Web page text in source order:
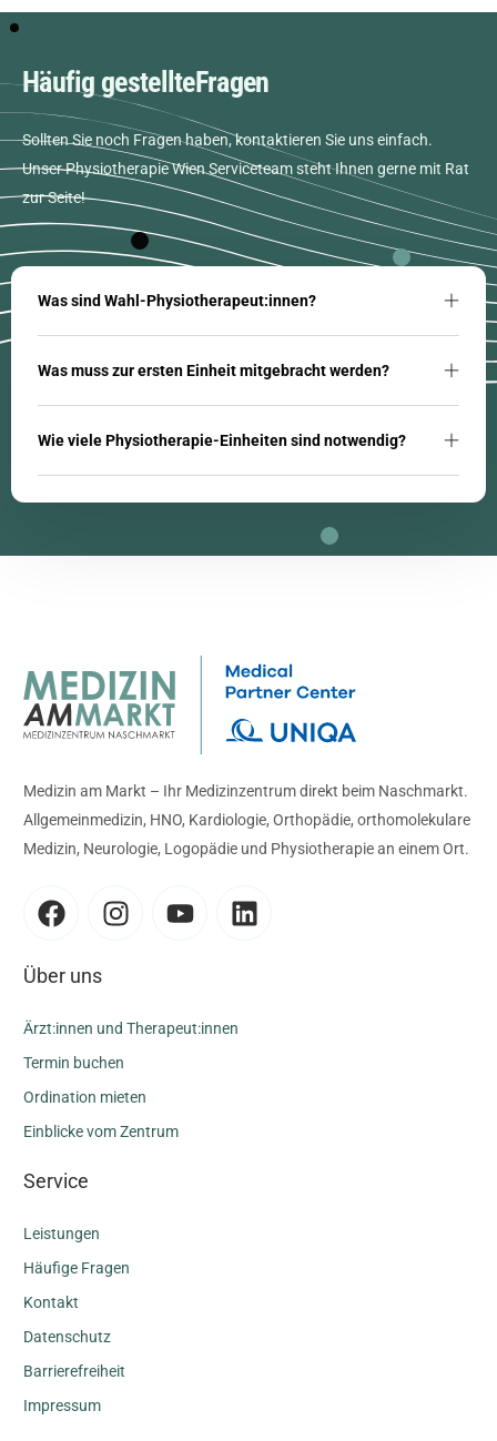
Häufig gestellteFragen
Sollten Sie noch Fragen haben, kontaktieren Sie uns einfach.
Unser Physiotherapie Wien Serviceteam steht Ihnen gerne mit Rat
zur Seite!
Was sind Wahl-Physiotherapeut:innen?
Was muss zur ersten Einheit mitgebracht werden?
Wie viele Physiotherapie-Einheiten sind notwendig?
Medizin am Markt – Ihr Medizinzentrum direkt beim Naschmarkt.
Allgemeinmedizin, HNO, Kardiologie, Orthopädie, orthomolekulare
Medizin, Neurologie, Logopädie und Physiotherapie an einem Ort.
Über uns
Ärzt:innen und Therapeut:innen
Termin buchen
Ordination mieten
Einblicke vom Zentrum
Service
Leistungen
Häufige Fragen
Kontakt
Datenschutz
Barrierefreiheit
Impressum